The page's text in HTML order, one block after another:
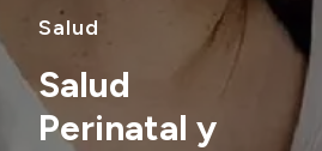
Transparencia
Salud
Salud
Perinatal y